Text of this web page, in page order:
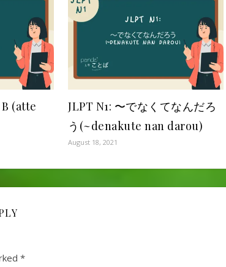
B (atte
JLPT N1: 〜でなくてなんだろ
う(~denakute nan darou)
August 18, 2021
*